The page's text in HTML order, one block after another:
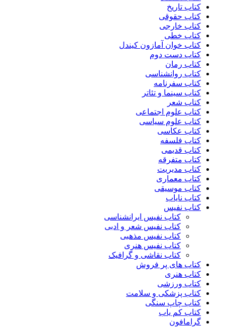
کتاب تاریخ
کتاب حقوقی
کتاب خارجی
کتاب خطی
کتاب خوان آمازون کیندل
کتاب دست دوم
کتاب رمان
کتاب روانشناسی
کتاب سفرنامه
کتاب سینما و تئاتر
کتاب شعر
کتاب علوم اجتماعی
کتاب علوم سیاسی
کتاب عکاسی
کتاب فلسفه
کتاب قدیمی
کتاب متفرقه
کتاب مدیریت
کتاب معماری
کتاب موسیقی
کتاب نایاب
کتاب نفیس
کتاب نفیس ایرانشناسی
کتاب نفیس شعر و ادبی
کتاب نفیس مذهبی
کتاب نفیس هنری
کتاب نقاشی و گرافیک
کتاب های پر فروش
کتاب هنری
کتاب ورزشی
کتاب پزشکی و سلامت
کتاب چاپ سنگی
کتاب کم یاب
گرامافون